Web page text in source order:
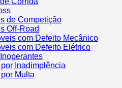
de Competição
Off-Road
com Defeito Mecânico
com Defeito Elétrico
Inadimplência
Multa